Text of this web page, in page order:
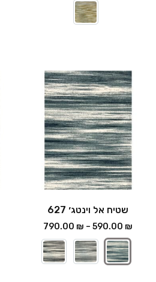
שטיח אל וינטג׳ 627
590.00 ₪
–
790.00 ₪